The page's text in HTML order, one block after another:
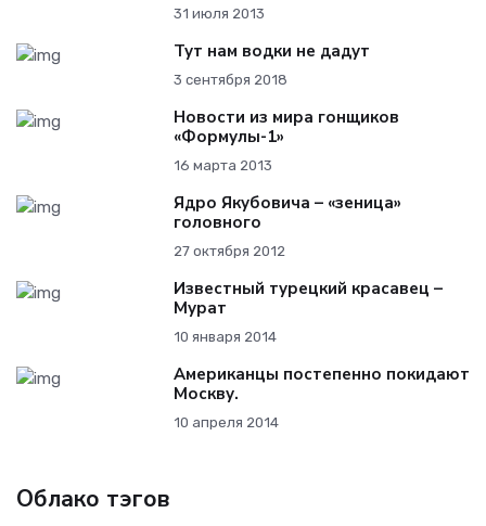
31 июля 2013
Тут нам водки не дадут
3 сентября 2018
Новости из мира гонщиков
«Формулы-1»
16 марта 2013
Ядро Якубовича – «зеница»
головного
27 октября 2012
Известный турецкий красавец –
Мурат
10 января 2014
Американцы постепенно покидают
Москву.
10 апреля 2014
Облако тэгов